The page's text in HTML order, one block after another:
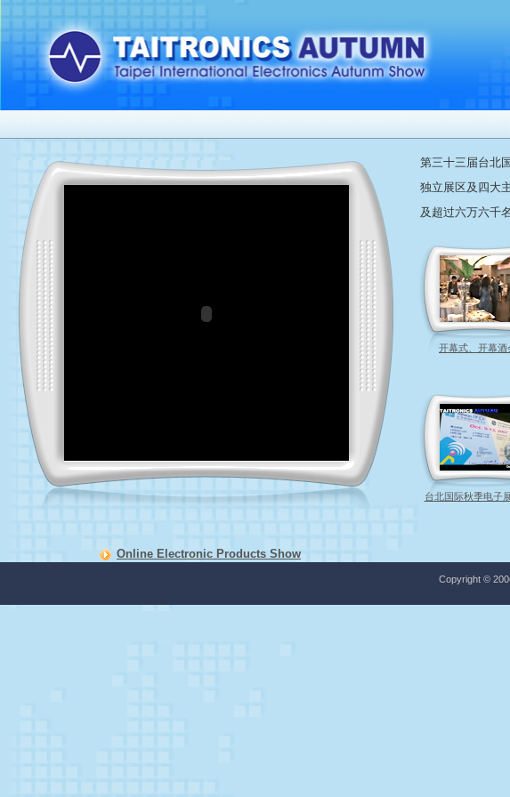
Online Electronic Products Show
第三十三届台北
独立展区及四大
及超过六万六千
开幕式、开幕酒
台北国际秋季电子
Copyright ©